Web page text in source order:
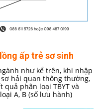
ấp trẻ sơ sinh
như kể trên, khi nhập
hải quan thông thường,
phân loại TBYT và
A, B (số lưu hành)